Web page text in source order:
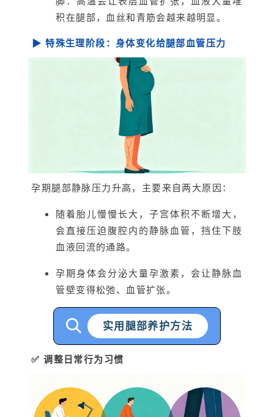
积在腿部，血丝和青筋会越来越明显。
▶ 特殊生理阶段：身体变化给腿部血管压力
孕期腿部静脉压力升高，主要来自两大原因：
随着胎儿慢慢长大，子宫体积不断增大，
会直接压迫腹腔内的静脉血管，挡住下肢
血液回流的通路。
孕期身体会分泌大量孕激素，会让静脉血
管壁变得松弛、血管扩张。
实用腿部养护方法
✅ 调整日常行为习惯